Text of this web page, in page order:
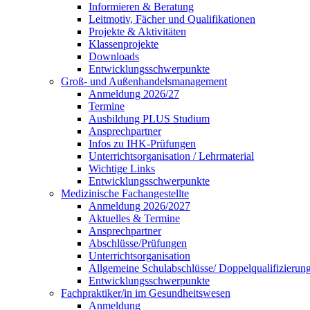
Informieren & Beratung
Leitmotiv, Fächer und Qualifikationen
Projekte & Aktivitäten
Klassenprojekte
Downloads
Entwicklungsschwerpunkte
Groß- und Außenhandelsmanagement
Anmeldung 2026/27
Termine
Ausbildung PLUS Studium
Ansprechpartner
Infos zu IHK-Prüfungen
Unterrichtsorganisation / Lehrmaterial
Wichtige Links
Entwicklungsschwerpunkte
Medizinische Fachangestellte
Anmeldung 2026/2027
Aktuelles & Termine
Ansprechpartner
Abschlüsse/Prüfungen
Unterrichtsorganisation
Allgemeine Schulabschlüsse/
Entwicklungsschwerpunkte
Fachpraktiker/in im Gesundheitswesen
Anmeldung